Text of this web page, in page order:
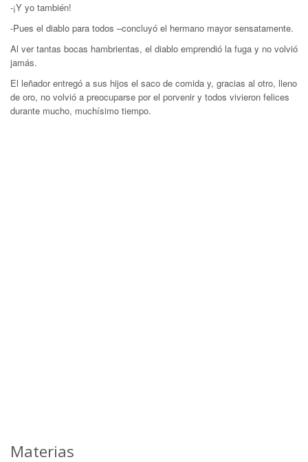
-¡Y yo también!
-Pues el diablo para todos –concluyó el hermano mayor sensatamente.
Al ver tantas bocas hambrientas, el diablo emprendió la fuga y no volvió
jamás.
El leñador entregó a sus hijos el saco de comida y, gracias al otro, lleno
de oro, no volvió a preocuparse por el porvenir y todos vivieron felices
durante mucho, muchísimo tiempo.
Materias